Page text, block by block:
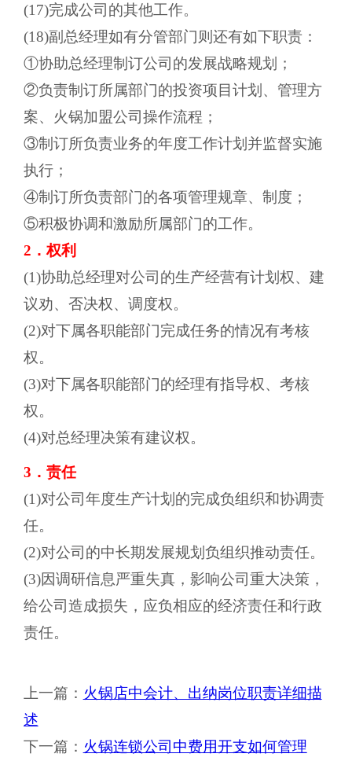
(17)完成公司的其他工作。
(18)副总经理如有分管部门则还有如下职责：
①协助总经理制订公司的发展战略规划；
②负责制订所属部门的投资项目计划、管理方
案、火锅加盟公司操作流程；
③制订所负责业务的年度工作计划并监督实施
执行；
④制订所负责部门的各项管理规章、制度；
⑤积极协调和激励所属部门的工作。
2．权利
(1)协助总经理对公司的生产经营有计划权、建
议劝、否决权、调度权。
(2)对下属各职能部门完成任务的情况有考核
权。
(3)对下属各职能部门的经理有指导权、考核
权。
(4)对总经理决策有建议权。
3．责任
(1)对公司年度生产计划的完成负组织和协调责
任。
(2)对公司的中长期发展规划负组织推动责任。
(3)因调研信息严重失真，影响公司重大决策，
给公司造成损失，应负相应的经济责任和行政
责任。
上一篇： 火锅店中会计、出纳岗位职责详细描
述
下一篇： 火锅连锁公司中费用开支如何管理